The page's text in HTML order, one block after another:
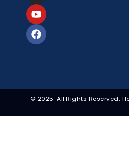
© 2025 All Rights Reserved.